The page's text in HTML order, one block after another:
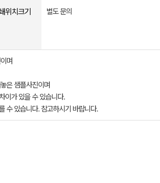
위치크기 별도 문의
며
은 샘플사진이며
이가 있을 수 있습니다.
수 있습니다. 참고하시기 바랍니다.